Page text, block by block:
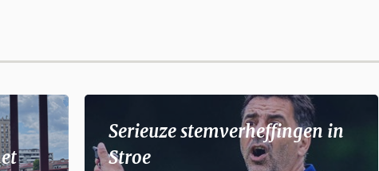
Serieuze stemverheffingen in
Stroe